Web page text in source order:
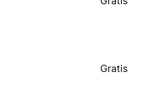
Gratis